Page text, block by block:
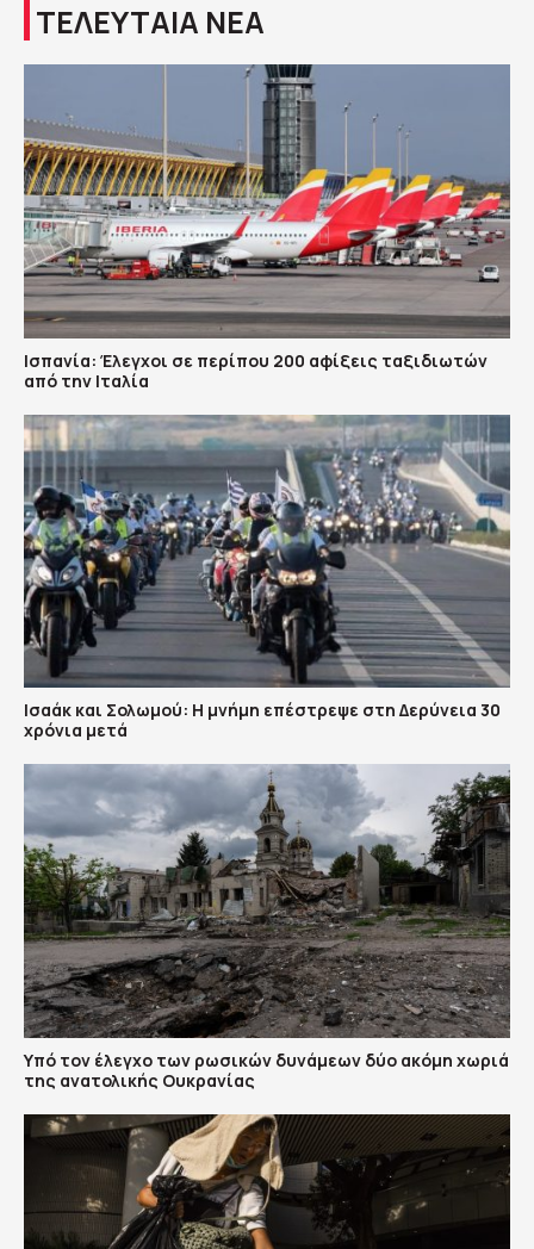
ΤΕΛΕΥΤΑΙΑ ΝΕΑ
Ισπανία: Έλεγχοι σε περίπου 200 αφίξεις ταξιδιωτών
από την Ιταλία
Ισαάκ και Σολωμού: Η μνήμη επέστρεψε στη Δερύνεια 30
χρόνια μετά
Υπό τον έλεγχο των ρωσικών δυνάμεων δύο ακόμη χωριά
της ανατολικής Ουκρανίας